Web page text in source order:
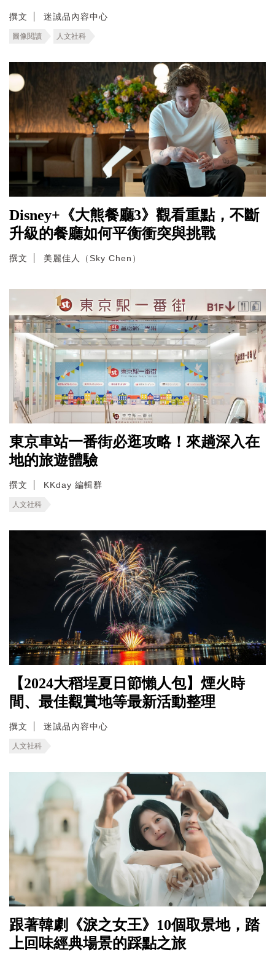
撰文 迷誠品內容中心
圖像閱讀 人文社科
Disney+《大熊餐廳3》觀看重點，不斷
升級的餐廳如何平衡衝突與挑戰
撰文 美麗佳人（Sky Chen）
東京車站一番街必逛攻略！來趟深入在
地的旅遊體驗
撰文 KKday 編輯群
人文社科
【2024大稻埕夏日節懶人包】煙火時
間、最佳觀賞地等最新活動整理
撰文 迷誠品內容中心
人文社科
跟著韓劇《淚之女王》10個取景地，踏
上回味經典場景的踩點之旅